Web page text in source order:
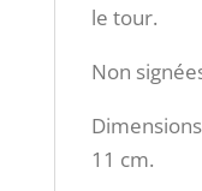
le tour.
Non
11 cm.